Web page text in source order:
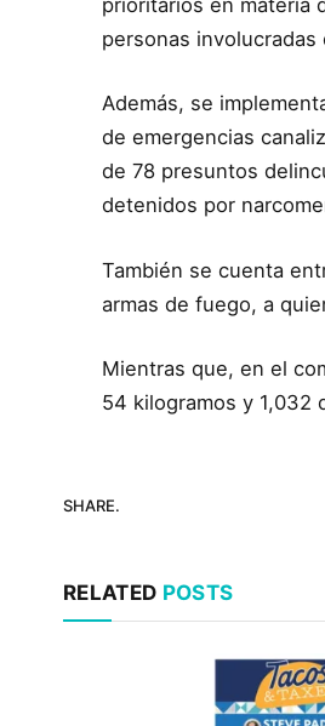
personas
Además, se
de emergencias
de 78 presuntos
detenidos por
También se cuenta
armas de fuego, a
Mientras que, en el
54 kilogramos y 1,032
SHARE.
RELATED POSTS